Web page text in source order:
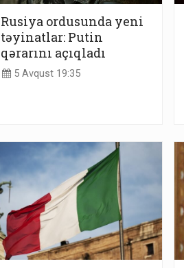
Rusiya ordusunda yeni
təyinatlar: Putin
qərarını açıqladı
5 Avqust 19:35